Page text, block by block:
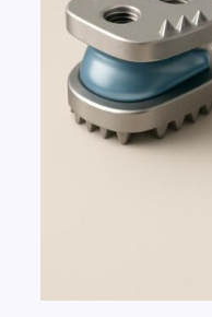
dans
chirurgie